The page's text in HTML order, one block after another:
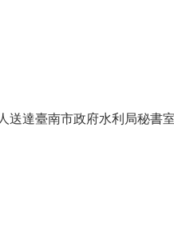
送達臺南市政府水利局秘書